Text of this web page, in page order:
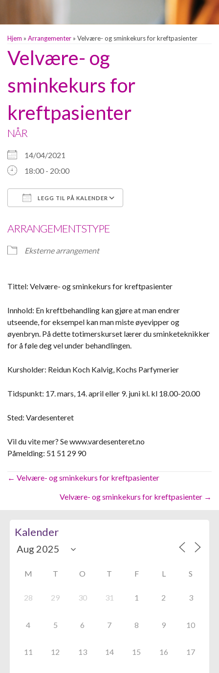
Hjem » Arrangementer » Velvære- og sminkekurs for kreftpasienter
Velvære- og
sminkekurs for
kreftpasienter
NÅR
14/04/2021
18:00 - 20:00
LEGG TIL PÅ KALENDER
ARRANGEMENTSTYPE
Eksterne arrangement
Tittel: Velvære- og sminkekurs for kreftpasienter
Innhold: En kreftbehandling kan gjøre at man endrer
utseende, for eksempel kan man miste øyevipper og
øyenbryn. På dette totimerskurset lærer du sminketeknikker
for å føle deg vel under behandlingen.
Kursholder: Reidun Koch Kalvig, Kochs Parfymerier
Tidspunkt: 17. mars, 14. april eller 9. juni kl. kl 18.00-20.00
Sted: Vardesenteret
Vil du vite mer? Se www.vardesenteret.no
Påmelding: 51 51 29 90
Posts
navigation
← Velvære- og sminkekurs for kreftpasienter
Velvære- og sminkekurs for kreftpasienter →
Kalender
M T O T F L S
28 29 30 31 1 2 3
4 5 6 7 8 9 10
11 12 13 14 15 16 17